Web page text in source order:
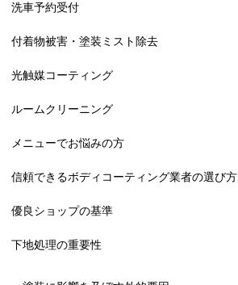
洗車予約受付
付着物被害・塗装ミスト除去
光触媒コーティング
ルームクリーニング
メニューでお悩みの方
信頼できるボディコーティング業者の選び方
優良ショップの基準
下地処理の重要性